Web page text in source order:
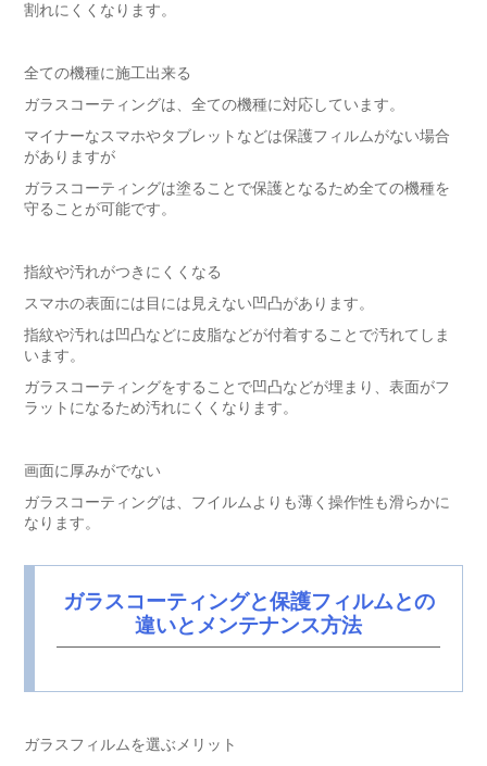
割れにくくなります。
全ての機種に施工出来る
ガラスコーティングは、全ての機種に対応しています。
マイナーなスマホやタブレットなどは保護フィルムがない場合
がありますが
ガラスコーティングは塗ることで保護となるため全ての機種を
守ることが可能です。
指紋や汚れがつきにくくなる
スマホの表面には目には見えない凹凸があります。
指紋や汚れは凹凸などに皮脂などが付着することで汚れてしま
います。
ガラスコーティングをすることで凹凸などが埋まり、表面がフ
ラットになるため汚れにくくなります。
画面に厚みがでない
ガラスコーティングは、フイルムよりも薄く操作性も滑らかに
なります。
ガラスコーティングと保護フィルムとの
違いとメンテナンス方法
ガラスフィルムを選ぶメリット